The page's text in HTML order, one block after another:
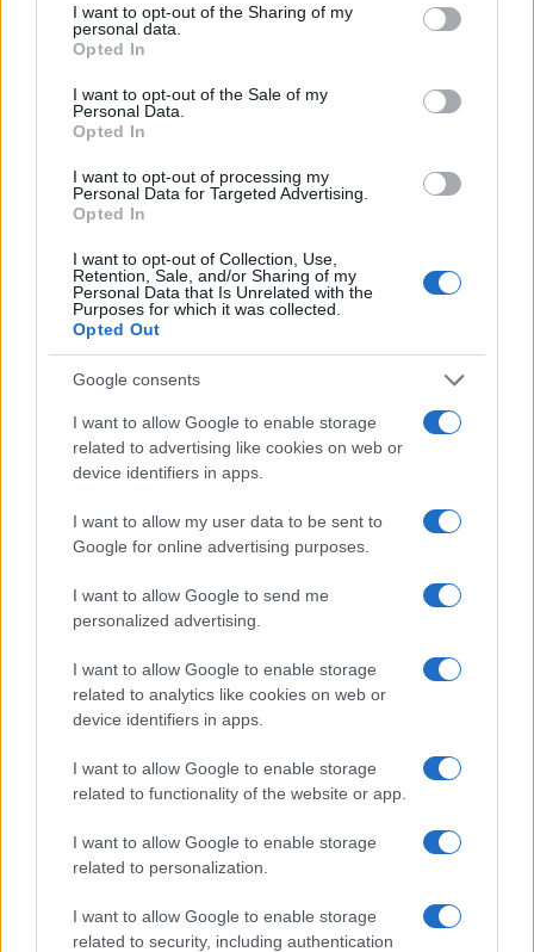
not limited to your visit or usage behaviour. You may click to
grant or deny consent to Google and its third-party tags to
use your data for below specified purposes in below Google
consent section.
I want to opt-out of the Sharing of my
personal data.
Opted In
I want to opt-out of the Sale of my
Personal Data.
Opted In
I want to opt-out of processing my
Personal Data for Targeted Advertising.
Opted In
I want to opt-out of Collection, Use,
Retention, Sale, and/or Sharing of my
Personal Data that Is Unrelated with the
Purposes for which it was collected.
Opted Out
Google consents
I want to allow Google to enable storage
related to advertising like cookies on web or
device identifiers in apps.
I want to allow my user data to be sent to
Google for online advertising purposes.
I want to allow Google to send me
personalized advertising.
I want to allow Google to enable storage
related to analytics like cookies on web or
device identifiers in apps.
I want to allow Google to enable storage
related to functionality of the website or app.
I want to allow Google to enable storage
related to personalization.
I want to allow Google to enable storage
related to security, including authentication
un’opportunità unica per definire un percorso chiaro
e condiviso per il futuro della
italiana. Ora non resta che aspettare e vedere
come queste decisioni si tradurranno in azioni
concrete per il nostro Paese. E tu, sei pronto a
seguirci in questo viaggio verso il futuro?
AUTORE
AiAdhubMedia
Continua a leggere